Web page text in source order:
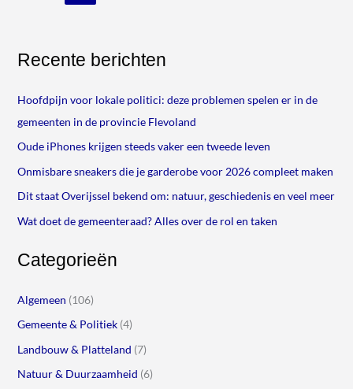
Recente berichten
Hoofdpijn voor lokale politici: deze problemen spelen er in de
gemeenten in de provincie Flevoland
Oude iPhones krijgen steeds vaker een tweede leven
Onmisbare sneakers die je garderobe voor 2026 compleet maken
Dit staat Overijssel bekend om: natuur, geschiedenis en veel meer
Wat doet de gemeenteraad? Alles over de rol en taken
Categorieën
Algemeen (106)
Gemeente & Politiek(4)
Landbouw & Platteland (7)
Natuur & Duurzaamheid (6)